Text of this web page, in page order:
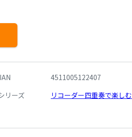
4511005122407
リーズ
リコーダー四重奏で楽しむ